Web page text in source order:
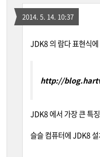
2014. 5. 14. 10:37
JDK8 의 람다 표현식
http://
JDK8 에서 가장 큰 특
슬슬 컴퓨터에 JDK8